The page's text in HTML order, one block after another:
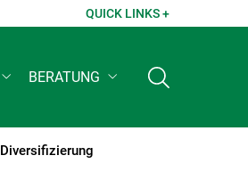
QUICK LINKS +
BERATUNG
Diversifizierung